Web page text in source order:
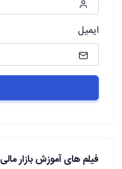
ایمیل
فیلم های آموزش بازار مالی